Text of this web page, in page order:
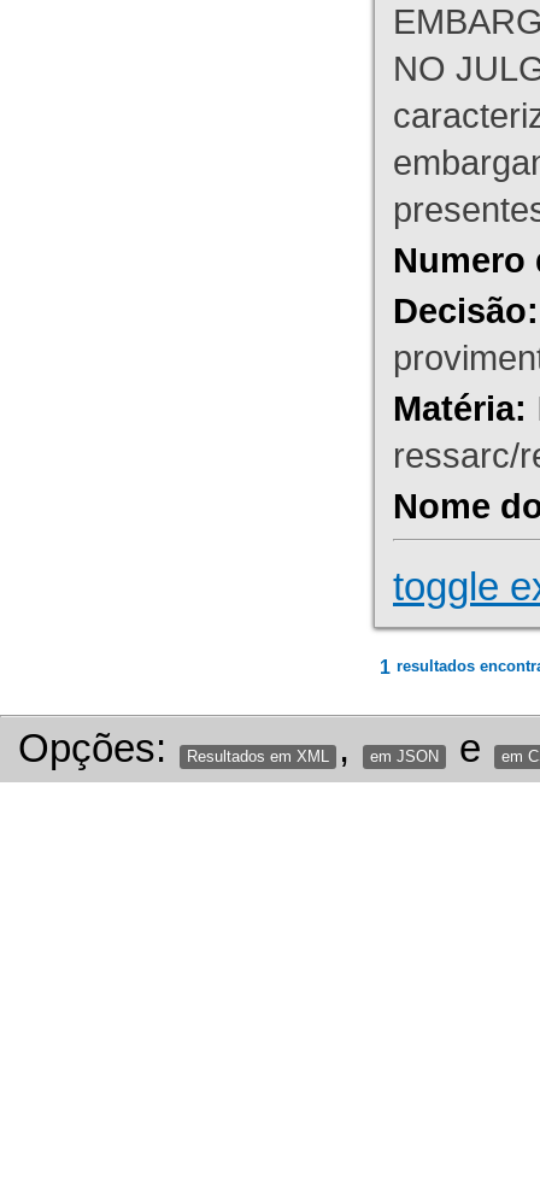
NO
Numero
Decisão:
Matéria:
ressarc/
Nome
toggle
1 resultados
Opções: Resultados em XML , em JSON e em